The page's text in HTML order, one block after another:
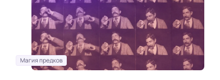
Магия предков